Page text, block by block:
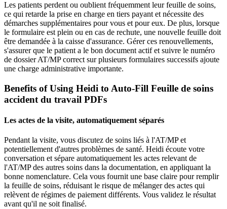
Les patients perdent ou oublient fréquemment leur feuille de soins,
ce qui retarde la prise en charge en tiers payant et nécessite des
démarches supplémentaires pour vous et pour eux. De plus, lorsque
le formulaire est plein ou en cas de rechute, une nouvelle feuille doit
être demandée à la caisse d'assurance. Gérer ces renouvellements,
s'assurer que le patient a le bon document actif et suivre le numéro
de dossier AT/MP correct sur plusieurs formulaires successifs ajoute
une charge administrative importante.
Benefits of Using Heidi to Auto-Fill Feuille de soins
accident du travail PDFs
Les actes de la visite, automatiquement séparés
Pendant la visite, vous discutez de soins liés à l'AT/MP et
potentiellement d'autres problèmes de santé. Heidi écoute votre
conversation et sépare automatiquement les actes relevant de
l'AT/MP des autres soins dans la documentation, en appliquant la
bonne nomenclature. Cela vous fournit une base claire pour remplir
la feuille de soins, réduisant le risque de mélanger des actes qui
relèvent de régimes de paiement différents. Vous validez le résultat
avant qu'il ne soit finalisé.